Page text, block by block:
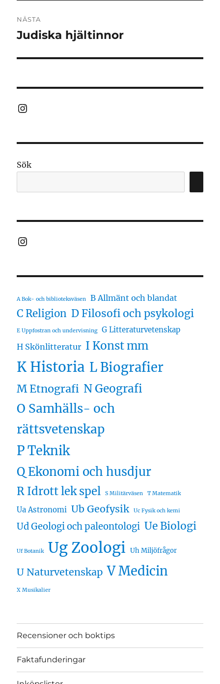
NÄSTA
Nästa
Judiska hjältinnor
Instagram
Sök
Instagram
A Bok- och biblioteksväsen B Allmänt och blandat
C Religion D Filosofi och psykologi
E Uppfostran och undervisning G Litteraturvetenskap
H Skönlitteratur I Konst mm
K Historia L Biografier
M Etnografi N Geografi
O Samhälls- och
rättsvetenskap
P Teknik
Q Ekonomi och husdjur
R Idrott lek spel S Militärväsen T Matematik
Ua Astronomi Ub Geofysik Uc Fysik och kemi
Ud Geologi och paleontologi Ue Biologi
Uf Botanik Ug Zoologi Uh Miljöfrågor
U Naturvetenskap V Medicin
X Musikalier
Recensioner och boktips
Faktafunderingar